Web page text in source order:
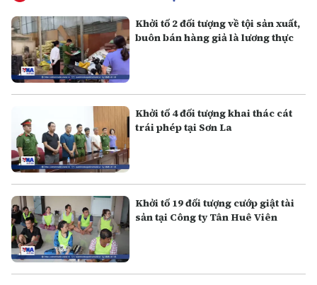
Khởi tố 2 đối tượng về tội sản xuất,
buôn bán hàng giả là lương thực
Khởi tố 4 đối tượng khai thác cát
trái phép tại Sơn La
Khởi tố 19 đối tượng cướp giật tài
sản tại Công ty Tân Huê Viên